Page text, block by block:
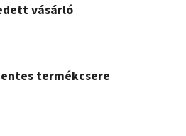
vásárló
termékcsere